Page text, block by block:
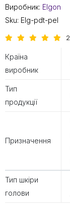
Виробник: Elgon
Sku: Elg-pdt-pel
Країна
виробник
Тип
продукції
Призначення
Тип шкіри
голови